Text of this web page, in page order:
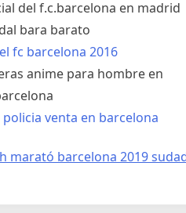
marató barcelona 2019